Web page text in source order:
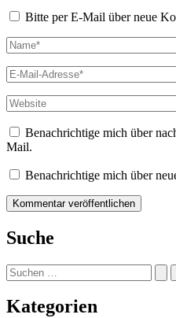
Bitte per E-Mail über neue
Name*
E-
Mail-
Adresse*
Website
Benachrichtige mich über
Mail.
Benachrichtige mich über
Suche
Suchen
nach:
Kategorien